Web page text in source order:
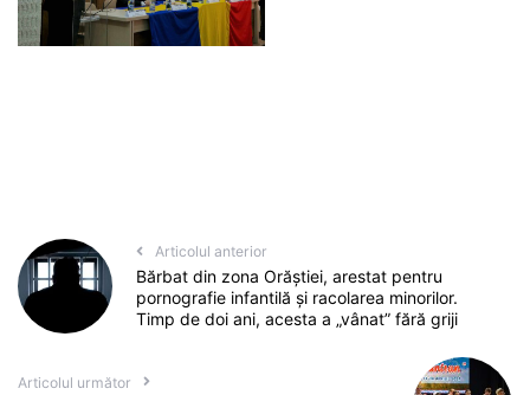
Articolul anterior
Bărbat din zona Orăștiei, arestat pentru
pornografie infantilă și racolarea minorilor.
Timp de doi ani, acesta a „vânat” fără griji
Articolul următor